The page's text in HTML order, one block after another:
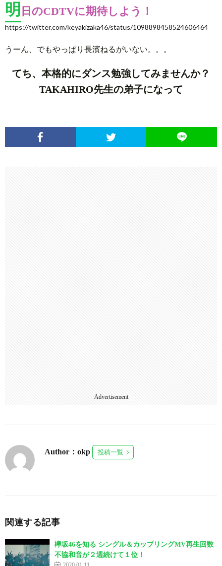
明 日のCDTVに期待しよう！
https://twitter.com/keyakizaka46/status/1098898458524606464
うーん、でもやっぱり長濱ねるがいない。。。
てち、本格的にダンス勉強してみませんか？
TAKAHIRO先生の弟子になって
Advertisement
Author：okp 投稿一覧
関連する記事
欅坂46を知る シングル＆カップリングMV再生回数
不協和音が２週続けて１位！
2020.01.11